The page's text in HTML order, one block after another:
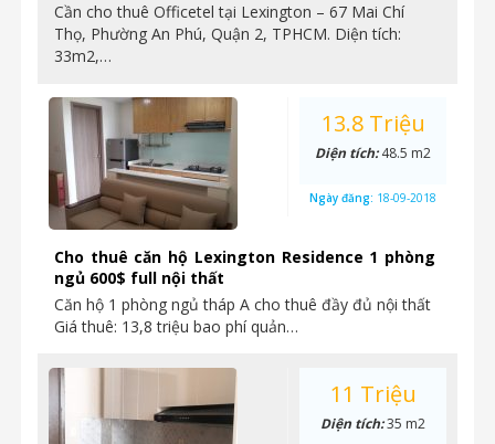
Cần cho thuê Officetel tại Lexington – 67 Mai Chí
Thọ, Phường An Phú, Quận 2, TPHCM. Diện tích:
33m2,…
Cho thuê căn hộ Lexington Residence 1 phòng
ngủ 600$ full nội thất
Căn hộ 1 phòng ngủ tháp A cho thuê đầy đủ nội thất
Giá thuê: 13,8 triệu bao phí quản…
13.8 Triệu
Diện tích:48.5 m2
Ngày đăng: 18-09-2018
11 Triệu
Diện tích:35 m2